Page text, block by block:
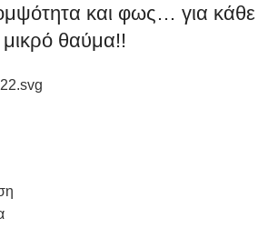
και φως… για κάθε
μικρό θαύμα!!